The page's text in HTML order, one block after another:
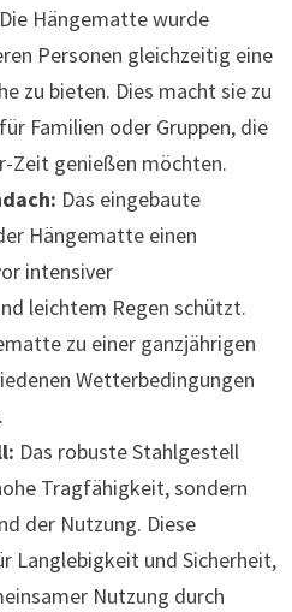
Die Hängematte wurde
Personen gleichzeitig eine
zu bieten. Dies macht sie zu
Familien oder Gruppen, die
Zeit genießen möchten.
Das eingebaute
Hängematte einen
intensiver
leichtem Regen schützt.
zu einer ganzjährigen
Wetterbedingungen
Das robuste Stahlgestell
Tragfähigkeit, sondern
der Nutzung. Diese
Langlebigkeit und Sicherheit,
Nutzung durch